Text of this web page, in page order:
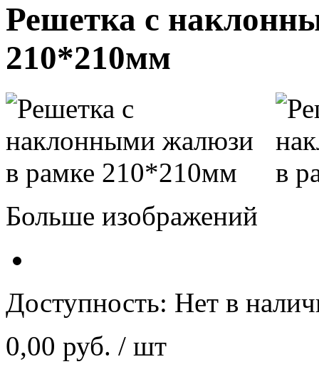
Решетка с
210*210мм
Больше изображений
Доступность: Нет в
0,00 руб. / шт